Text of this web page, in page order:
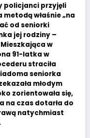
policjanci przyjęli
właśnie „na
od seniorki
jej rodziny –
w
91-latka w
straciła
seniorka
młodym
zorientowała się,
na czas dotarła do
natychmiast